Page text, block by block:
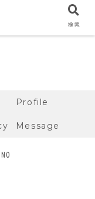
Profile
Message
検索